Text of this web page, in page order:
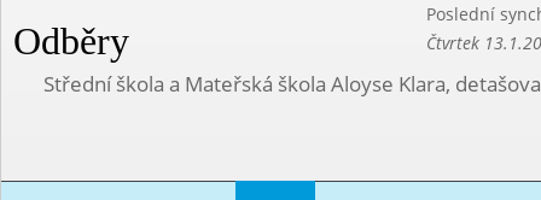
Odběry
Poslední
Čtvrtek
Střední škola a Mateřská škola Aloyse Klara,